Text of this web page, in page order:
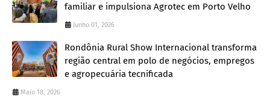
familiar e impulsiona Agrotec em Porto Velho
Junho 01, 2026
Rondônia Rural Show Internacional transforma
região central em polo de negócios, empregos
e agropecuária tecnificada
Maio 18, 2026